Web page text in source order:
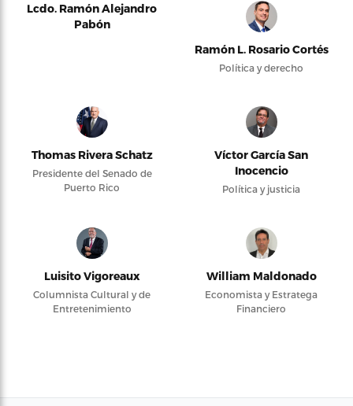
Lcdo. Ramón Alejandro
Pabón
Ramón L. Rosario Cortés
Política y derecho
Thomas Rivera Schatz
Presidente del Senado de
Puerto Rico
Víctor García San
Inocencio
Política y justicia
Luisito Vigoreaux
Columnista Cultural y de
Entretenimiento
William Maldonado
Economista y Estratega
Financiero